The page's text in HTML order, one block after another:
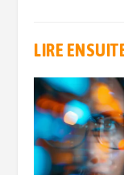
LIRE